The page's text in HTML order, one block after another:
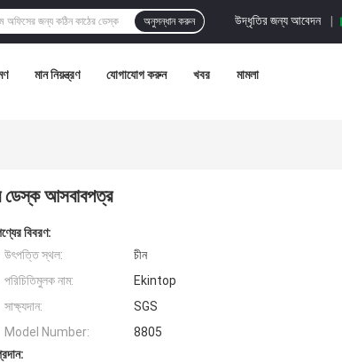
উদ্ধৃতির জন্য আবেদন |
অনুসন্ধান করুন
মান নিয়ন্ত্রণ যোগাযোগ করুন খবর মামলা
ডেস্ক আসবাবপত্র
বিবরণ:
উৎপত্তি স্থল:
চীন
পরিচিতিমুলক নাম:
Ekintop
সাক্ষ্যদান:
SGS
Model Number:
8805